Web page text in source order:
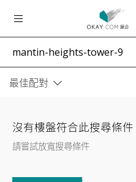
最佳配對
沒有樓盤符合此搜尋條件
請嘗試放寬搜尋條件